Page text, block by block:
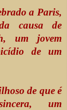
a Paris,
causa de
um jovem
de um
de que é
um